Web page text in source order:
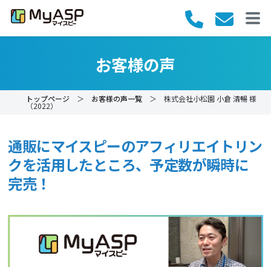
お客様の声
トップページ ＞ お客様の声一覧 ＞ 株式会社小松園 小倉 清暢 様
（2022）
通販にマイスピーのアフィリエイトリン
クを活用したところ、予定数が瞬時に
完売！